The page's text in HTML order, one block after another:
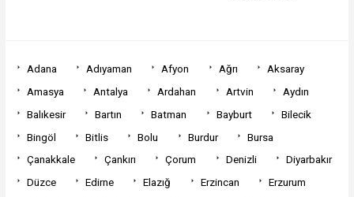
Adana Adıyaman Afyon Ağrı
Aksaray
Amasya
Antalya Ardahan Artvin
Aydın
Balıkesir
Bartın Batman Bayburt
Bilecik
Bingöl
Bitlis Bolu Burdur
Bursa
Çanakkale
Çankırı Çorum Denizli
Diyarbakır
Düzce
Edirne Elazığ Erzincan
Erzurum